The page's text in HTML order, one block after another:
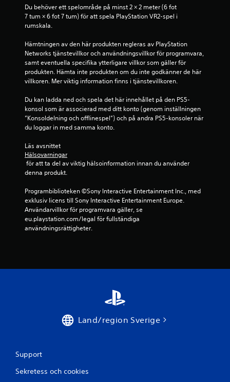
s
e
a
t
å
4
Du behöver ett spelområde på minst 2 × 2 meter (6 fot
7 tum × 6 fot 7 tum) för att spela PlayStation VR2-spel i
rumskala.
Hämtningen av den här produkten regleras av PlayStation
Networks tjänstevillkor och användningsvillkor för programvara,
samt eventuella specifika ytterligare villkor som gäller för
produkten. Hämta inte produkten om du inte godkänner de här
villkoren. Mer viktig information finns i tjänstevillkoren.
Du kan ladda ned och spela det här innehållet på den PS5-
konsol som är associerad med ditt konto (genom inställningen
”Konsoldelning och offlinespel”) och på andra PS5-konsoler när
du loggar in med samma konto.
Läs avsnittet
Hälsovarningar
denna produkt.
Programbiblioteken ©Sony Interactive Entertainment Inc., med
exklusiv licens till Sony Interactive Entertainment Europe.
Användarvillkor för programvara gäller, se
eu.playstation.com/legal för fullständiga
användningsrättigheter.
Land/region Sverige
Support
Sekretess och cookies